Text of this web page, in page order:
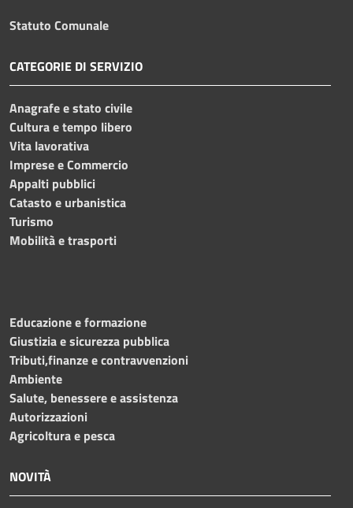
Statuto Comunale
CATEGORIE DI SERVIZIO
Anagrafe e stato civile
Cultura e tempo libero
Vita lavorativa
Imprese e Commercio
Appalti pubblici
Catasto e urbanistica
Turismo
Mobilità e trasporti
Educazione e formazione
Giustizia e sicurezza pubblica
Tributi,finanze e contravvenzioni
Ambiente
Salute, benessere e assistenza
Autorizzazioni
Agricoltura e pesca
NOVITÀ